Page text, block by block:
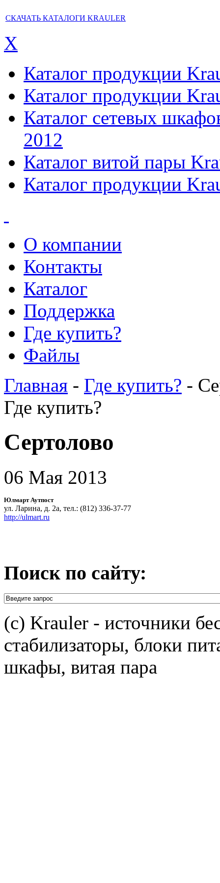
СКАЧАТЬ КАТАЛОГИ KRAULER
X
Каталог продукции
Каталог продукции
Каталог сетевых
2012
Каталог витой пары
Каталог продукции
О компании
Контакты
Каталог
Поддержка
Где купить?
Файлы
Главная - Где купить? -
Где купить?
Сертолово
06 Мая 2013
Юлмарт Аутпост
ул. Ларина, д. 2а, тел.: (812) 336-37-77
http://ulmart.ru
Поиск по сайту:
(c) Krauler - источники
стабилизаторы, блоки
шкафы, витая пара